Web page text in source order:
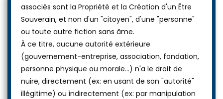
associés sont la Propriété et la Création d'un Être
Souverain, et non d'un "citoyen", d'une "personne"
ou toute autre fiction sans âme.
À ce titre, aucune autorité extérieure
(gouvernement-entreprise, association, fondation,
personne physique ou morale...) n'a le droit de
nuire, directement (ex: en usant de son "autorité"
illégitime) ou indirectement (ex: par manipulation